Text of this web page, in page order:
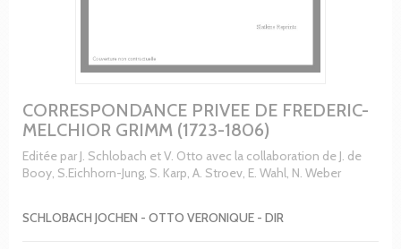
CORRESPONDANCE PRIVEE DE FREDERIC-
MELCHIOR GRIMM (1723-1806)
Editée par J. Schlobach et V. Otto avec la collaboration de J. de
Booy, S.Eichhorn-Jung, S. Karp, A. Stroev, E. Wahl, N. Weber
SCHLOBACH JOCHEN - OTTO VERONIQUE - DIR